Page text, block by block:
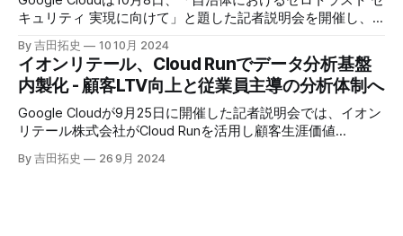
キュリティ 実現に向けて」と題した記者説明会を開催し、
自治体向けにゼロトラストセキュリティ導入を支援するプロ
グラムを発表した。宮崎市の事例では、Google Workspace
やChrome Enterprise Premiumなどを導入し、災害時の情報
共有の効率化などに成功したようだ。
By 吉田拓史 10 10月 2024
​​イオンリテール、Cloud Runでデータ分析基盤
内製化 - 顧客LTV向上と従業員主導の分析体制へ
Google Cloudが9月25日に開催した記者説明会では、イオン
リテール株式会社がCloud Runを活用し顧客生涯価値
（LTV）向上を目指したデータ分析基盤を内製化した事例を
紹介。従業員1,000人以上がデータ分析を行う体制を目指
By 吉田拓史 26 9月 2024